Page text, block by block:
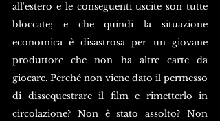
all'estero e le conseguenti uscite son tutte
bloccate; e che quindi la situazione
economica è disastrosa per un giovane
produttore che non ha altre carte da
giocare. Perché non viene dato il permesso
di dissequestrare il film e rimetterlo in
circolazione? Non è stato assolto? Non